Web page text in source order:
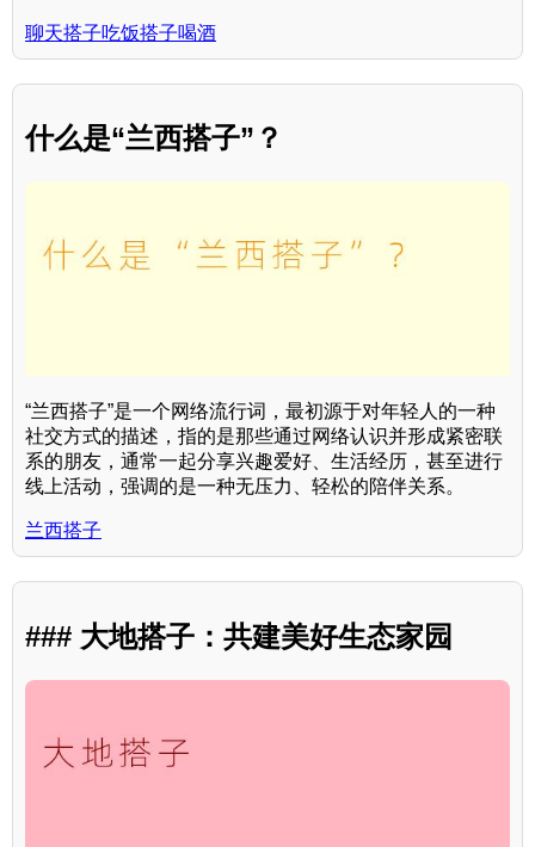
聊天搭子吃饭搭子喝酒
什么是“兰西搭子”？
“兰西搭子”是一个网络流行词，最初源于对年轻人的一种
社交方式的描述，指的是那些通过网络认识并形成紧密联
系的朋友，通常一起分享兴趣爱好、生活经历，甚至进行
线上活动，强调的是一种无压力、轻松的陪伴关系。
兰西搭子
### 大地搭子：共建美好生态家园